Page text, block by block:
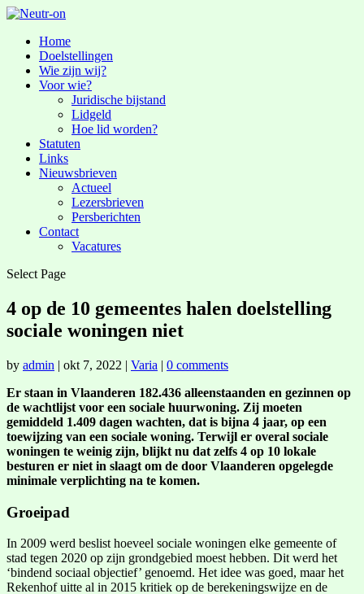
Home
Doelstellingen
Wie zijn wij?
Voor wie?
Juridische bijstand
Lidgeld
Hoe lid worden?
Statuten
Links
Nieuwsbrieven
Actueel
Lezersbrieven
Persberichten
Contact
Vacatures
Select Page
4 op de 10 gemeentes halen doelstelling
sociale woningen niet
by admin | okt 7, 2022 | Varia | 0 comments
Er staan in Vlaanderen 182.436 alleenstaanden en gezinnen op
de wachtlijst voor een sociale huurwoning. Zij moeten
gemiddeld 1.409 dagen wachten, dat is bijna 4 jaar, op een
toewijzing van een sociale woning. Terwijl er overal sociale
woningen te weinig zijn, blijkt nu dat zelfs 4 op 10 lokale
besturen er niet in slaagt om de door Vlaanderen opgelegde
minimale verplichting na te komen.
Groeipad
In 2009 werd beslist hoeveel sociale woningen elke gemeente of
stad tegen 2020 op zijn grondgebied moest hebben. Dit werd het
‘bindend sociaal objectief’ genoemd. Het idee was goed, maar het
Rekenhof uitte al in 2015 kritiek op de berekeningswijze en de